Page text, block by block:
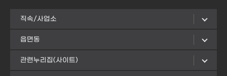
직속/사업소
읍면동
관련누리집(사이트)